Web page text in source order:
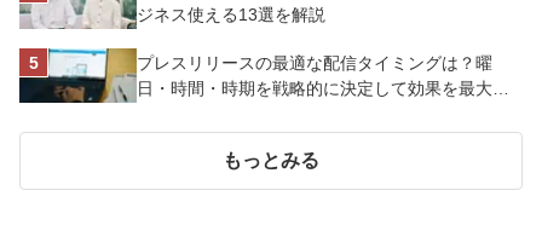
ジネス使える13選を解説
プレスリリースの最適な配信タイミングは？曜
日・時間・時期を戦略的に決定して効果を最大化
もっとみる